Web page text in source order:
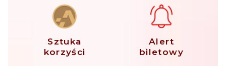
Sztuka
korzyści
Alert
biletowy